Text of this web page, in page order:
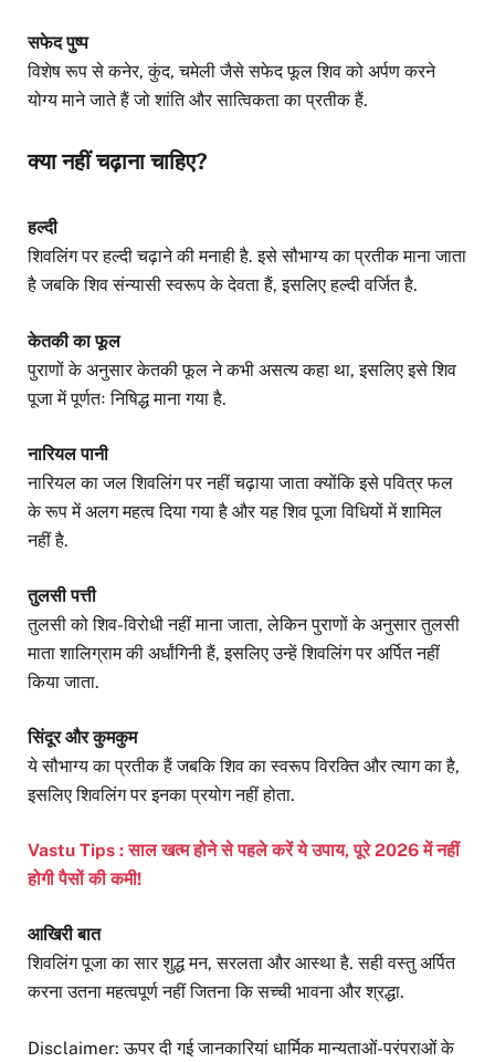
सफेद पुष्प
विशेष रूप से कनेर, कुंद, चमेली जैसे सफेद फूल शिव को अर्पण करने
योग्य माने जाते हैं जो शांति और सात्विकता का प्रतीक हैं.
क्या नहीं चढ़ाना चाहिए?
हल्दी
शिवलिंग पर हल्दी चढ़ाने की मनाही है. इसे सौभाग्य का प्रतीक माना जाता
है जबकि शिव संन्यासी स्वरूप के देवता हैं, इसलिए हल्दी वर्जित है.
केतकी का फूल
पुराणों के अनुसार केतकी फूल ने कभी असत्य कहा था, इसलिए इसे शिव
पूजा में पूर्णतः निषिद्ध माना गया है.
नारियल पानी
नारियल का जल शिवलिंग पर नहीं चढ़ाया जाता क्योंकि इसे पवित्र फल
के रूप में अलग महत्व दिया गया है और यह शिव पूजा विधियों में शामिल
नहीं है.
तुलसी पत्ती
तुलसी को शिव-विरोधी नहीं माना जाता, लेकिन पुराणों के अनुसार तुलसी
माता शालिग्राम की अर्धांगिनी हैं, इसलिए उन्हें शिवलिंग पर अर्पित नहीं
किया जाता.
सिंदूर और कुमकुम
ये सौभाग्य का प्रतीक हैं जबकि शिव का स्वरूप विरक्ति और त्याग का है,
इसलिए शिवलिंग पर इनका प्रयोग नहीं होता.
Vastu Tips : साल खत्म होने से पहले करें ये उपाय, पूरे 2026 में नहीं
होगी पैसों की कमी!
आखिरी बात
शिवलिंग पूजा का सार शुद्ध मन, सरलता और आस्था है. सही वस्तु अर्पित
करना उतना महत्वपूर्ण नहीं जितना कि सच्ची भावना और श्रद्धा.
Disclaimer: ऊपर दी गई जानकारियां धार्मिक मान्यताओं-परंपराओं के